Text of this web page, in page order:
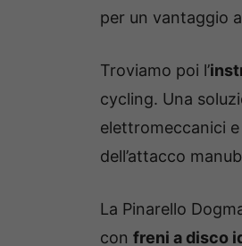
per un vantaggio
Troviamo poi l’
cycling. Una
elettromeccanici
dell’attacco
La Pinarello
con freni a disco